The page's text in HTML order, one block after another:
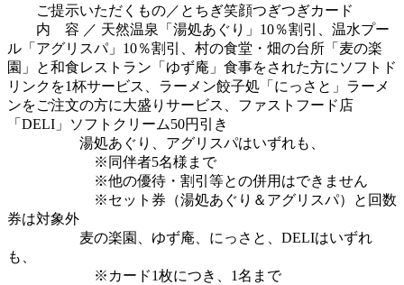
ご提示いただくもの／とちぎ笑顔つぎつぎカード
内 容 ／ 天然温泉「湯処あぐり」10％割引、温水プー
ル「アグリスパ」10％割引、村の食堂・畑の台所「麦の楽
園」と和食レストラン「ゆず庵」食事をされた方にソフトド
リンクを1杯サービス、ラーメン餃子処「にっさと」ラーメ
ンをご注文の方に大盛りサービス、ファストフード店
「DELI」ソフトクリーム50円引き
湯処あぐり、アグリスパはいずれも、
※同伴者5名様まで
※他の優待・割引等との併用はできません
※セット券（湯処あぐり＆アグリスパ）と回数
券は対象外
麦の楽園、ゆず庵、にっさと、DELIはいずれ
も、
※カード1枚につき、1名まで